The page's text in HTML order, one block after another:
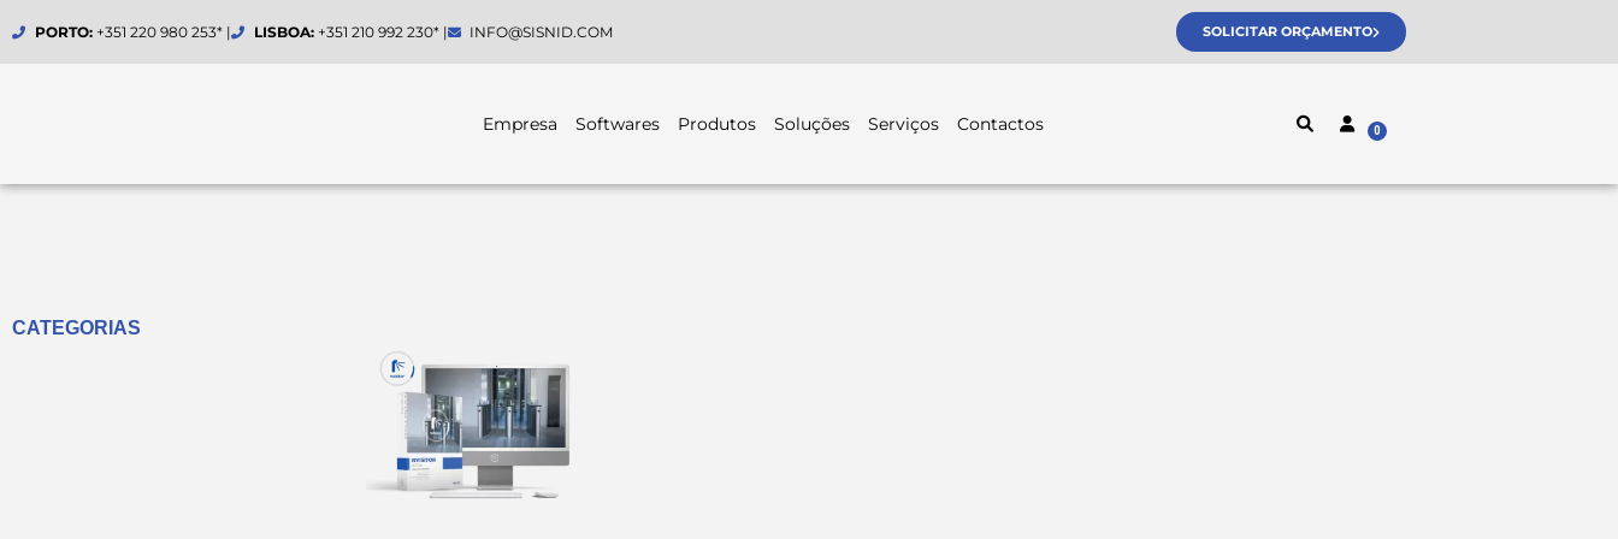
to
PORTO:+351 220 980 253* | LISBOA:+351 210 992 230* | INFO@SISNID.COM SOLICITAR ORÇAMENTO
Empresa Softwares Produtos Soluções Serviços Contactos
CATEGORIAS